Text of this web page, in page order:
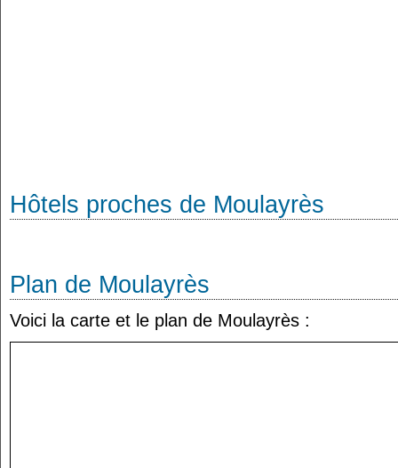
Hôtels proches de Moulayrès
Plan de Moulayrès
Voici la carte et le plan de Moulayrès :